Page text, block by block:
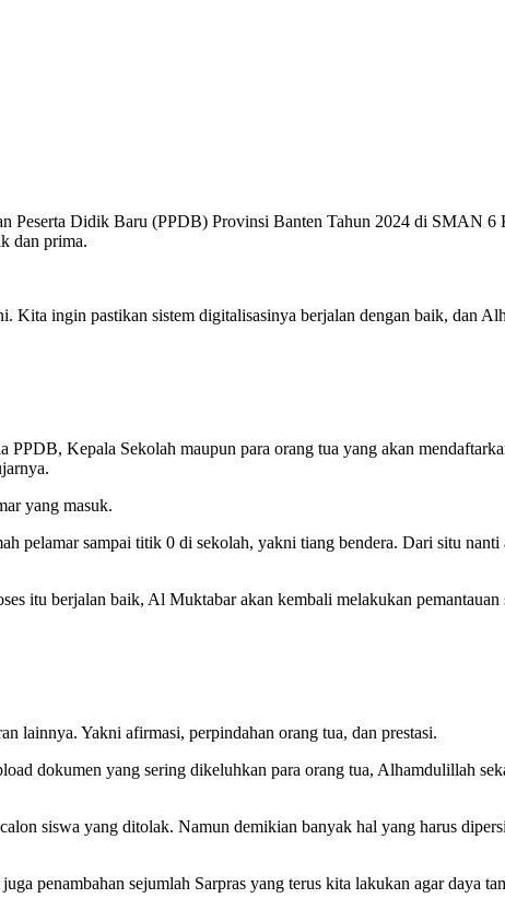
Peserta Didik Baru (PPDB) Provinsi Banten Tahun 2024 di SMAN 6
dan prima.
ingin pastikan sistem digitalisasinya berjalan dengan baik, dan
Kepala Sekolah maupun para orang tua yang akan
yang masuk.
sampai titik 0 di sekolah, yakni tiang bendera. Dari situ nanti
itu berjalan baik, Al Muktabar akan kembali melakukan pemantauan
lainnya. Yakni afirmasi, perpindahan orang tua, dan prestasi.
dokumen yang sering dikeluhkan para orang tua, Alhamdulillah
siswa yang ditolak. Namun demikian banyak hal yang harus
penambahan sejumlah Sarpras yang terus kita lakukan agar daya